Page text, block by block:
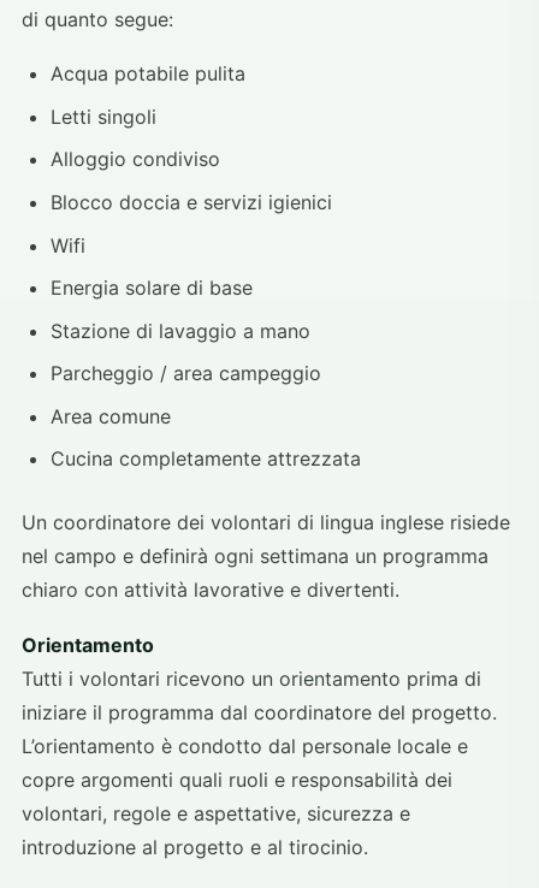
di quanto segue:
Acqua potabile pulita
Letti singoli
Alloggio condiviso
Blocco doccia e servizi igienici
Wifi
Energia solare di base
Stazione di lavaggio a mano
Parcheggio / area campeggio
Area comune
Cucina completamente attrezzata
Un coordinatore dei volontari di lingua inglese risiede
nel campo e definirà ogni settimana un programma
chiaro con attività lavorative e divertenti.
Orientamento
Tutti i volontari ricevono un orientamento prima di
iniziare il programma dal coordinatore del progetto.
L’orientamento è condotto dal personale locale e
copre argomenti quali ruoli e responsabilità dei
volontari, regole e aspettative, sicurezza e
introduzione al progetto e al tirocinio.